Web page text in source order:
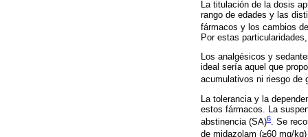
La titulación de la dosis
rango de edades y las
fármacos y los cambios
Por estas
Los analgésicos y
ideal sería aquel que
acumulativos ni riesgo de
La tolerancia y la
estos fármacos. La
abstinencia (SA)6. Se
de midazolam (≥60 mg/